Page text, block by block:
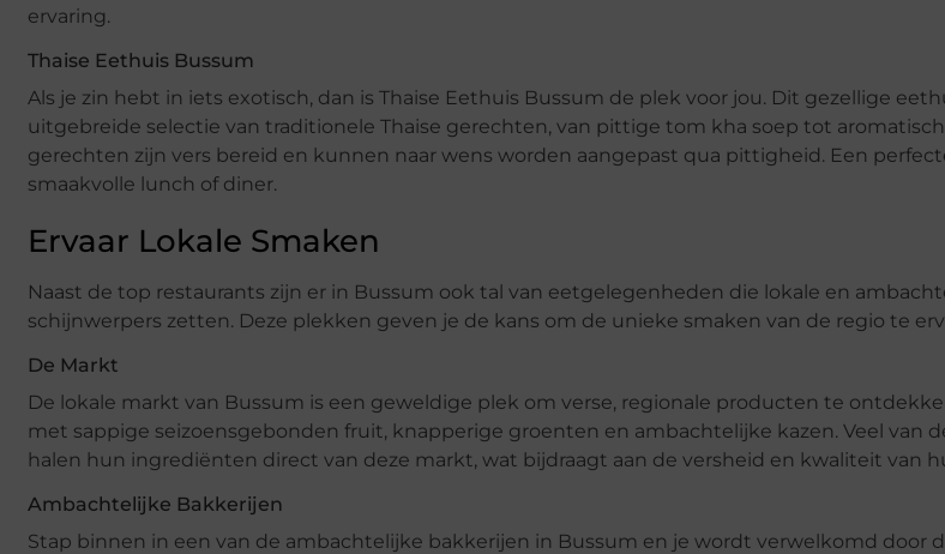
ervaring.
Thaise Eethuis Bussum
Als je zin hebt in iets exotisch, dan is Thaise Eethuis Bussum de plek voor jou. Dit gezellige
uitgebreide selectie van traditionele Thaise gerechten, van pittige tom kha soep tot
gerechten zijn vers bereid en kunnen naar wens worden aangepast qua pittigheid. Een
smaakvolle lunch of diner.
Ervaar Lokale Smaken
Naast de top restaurants zijn er in Bussum ook tal van eetgelegenheden die lokale en
schijnwerpers zetten. Deze plekken geven je de kans om de unieke smaken van de regio te
De Markt
De lokale markt van Bussum is een geweldige plek om verse, regionale producten te
met sappige seizoensgebonden fruit, knapperige groenten en ambachtelijke kazen. Veel van
halen hun ingrediënten direct van deze markt, wat bijdraagt aan de versheid en kwaliteit van
Ambachtelijke Bakkerijen
Stap binnen in een van de ambachtelijke bakkerijen in Bussum en je wordt verwelkomd door